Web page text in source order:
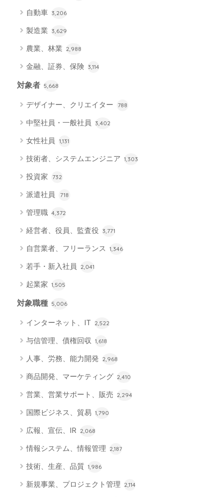
自動車 3,206
製造業 3,629
農業、林業 2,988
金融、証券、保険 3,114
対象者 5,668
デザイナー、クリエイター 788
中堅社員・一般社員 3,402
女性社員 1,131
技術者、システムエンジニア 1,303
投資家 732
派遣社員 718
管理職 4,372
経営者、役員、監査役 3,771
自営業者、フリーランス 1,346
若手・新入社員 2,041
起業家 1,505
対象職種 5,006
インターネット、IT 2,522
与信管理、債権回収 1,618
人事、労務、能力開発 2,968
商品開発、マーケティング 2,410
営業、営業サポート、販売 2,294
国際ビジネス、貿易 1,790
広報、宣伝、IR 2,068
情報システム、情報管理 2,187
技術、生産、品質 1,986
新規事業、プロジェクト管理 2,114